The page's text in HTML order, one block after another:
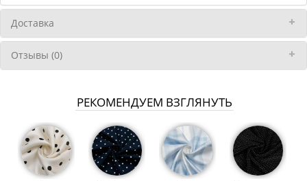
Доставка
Отзывы (0)
РЕКОМЕНДУЕМ ВЗГЛЯНУТЬ